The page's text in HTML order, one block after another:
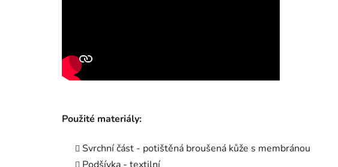
Použité materiály:
Svrchní část - potištěná broušená kůže s membránou